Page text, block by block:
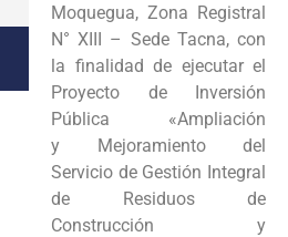
Moquegua, Zona Registral
N° XIII – Sede Tacna, con
la finalidad de ejecutar el
Proyecto de Inversión
Pública «Ampliación
y Mejoramiento del
Servicio de Gestión Integral
de Residuos de
Construcción y